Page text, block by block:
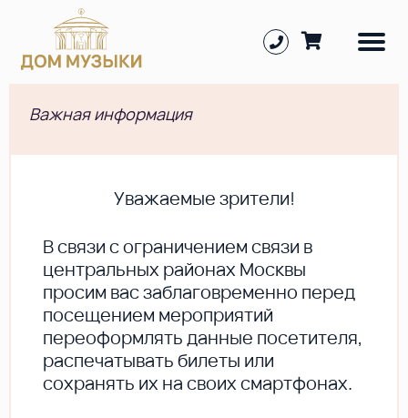
Важная информация
Уважаемые зрители!
В cвязи с ограничением связи в
центральных районах Москвы
просим вас заблаговременно перед
посещением мероприятий
переоформлять данные посетителя,
распечатывать билеты или
сохранять их на своих смартфонах.